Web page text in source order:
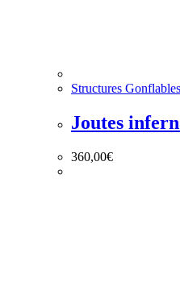
Structures Gonflables
Joutes
360,00€